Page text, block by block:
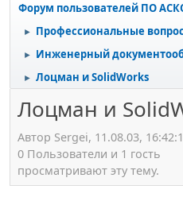
Форум пользователей ПО
► Профессиональные
► Инженерный
► Лоцман и SolidWorks
Лоцман и
Автор Sergei, 11.08.03,
0 Пользователи и 1 гость
просматривают эту тему.